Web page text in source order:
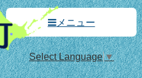
メニュー
Select Language▼